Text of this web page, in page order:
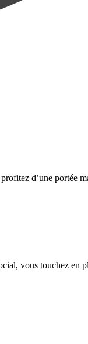
d’une portée
vous touchez en